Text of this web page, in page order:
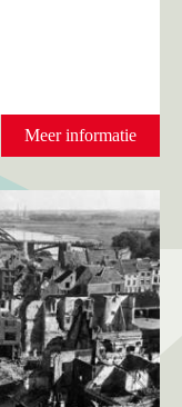
Meer informatie